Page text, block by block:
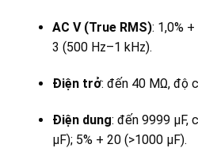
AC V (True RMS): 1,0%
3 (500 Hz–1 kHz).
Điện trở: đến 40 MΩ, độ
Điện dung: đến 9999 µF,
µF); 5% + 20 (>1000 µF).